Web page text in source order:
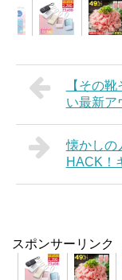
【その
い最新ア
懐かしの
HACK！
スポンサーリンク